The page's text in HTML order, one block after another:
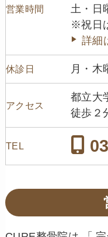
営業時間
土・日
※祝日
詳細
休診日 月・木
アクセス
都立大
徒歩２
TEL